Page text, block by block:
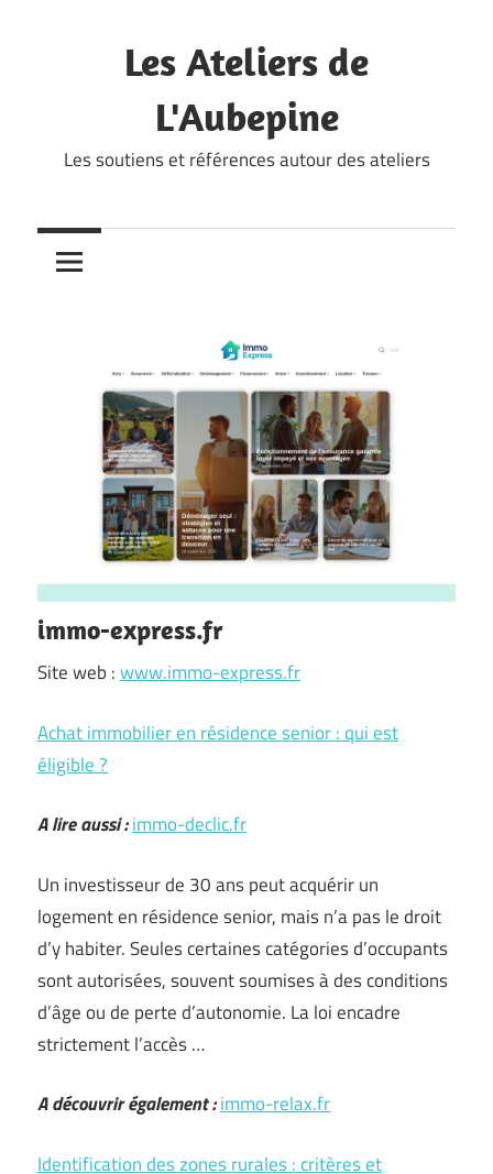
Les Ateliers de
L'Aubepine
Les soutiens et références autour des ateliers
immo-express.fr
Site web :www.immo-express.fr
Achat immobilier en résidence senior : qui est
éligible ?
A lire aussi :immo-declic.fr
Un investisseur de 30 ans peut acquérir un
logement en résidence senior, mais n’a pas le droit
d’y habiter. Seules certaines catégories d’occupants
sont autorisées, souvent soumises à des conditions
d’âge ou de perte d’autonomie. La loi encadre
strictement l’accès …
A découvrir également :immo-relax.fr
Identification des zones rurales : critères et